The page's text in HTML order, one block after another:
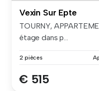
Vexin Sur Epte
TOURNY,
étage dans p...
2 pièces
€ 515